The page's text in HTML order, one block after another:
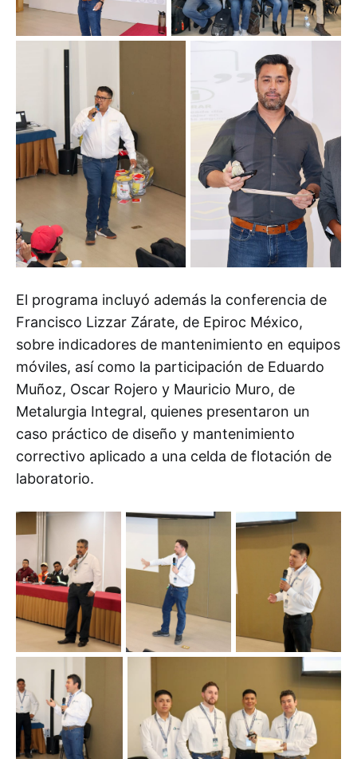
El programa incluyó además la conferencia de
Francisco Lizzar Zárate, de Epiroc México,
sobre indicadores de mantenimiento en equipos
móviles, así como la participación de Eduardo
Muñoz, Oscar Rojero y Mauricio Muro, de
Metalurgia Integral, quienes presentaron un
caso práctico de diseño y mantenimiento
correctivo aplicado a una celda de flotación de
laboratorio.